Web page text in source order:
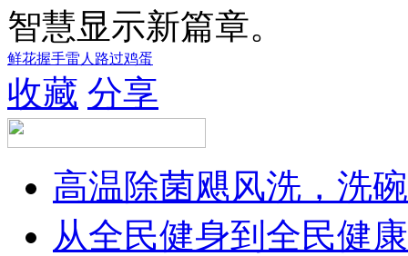
智慧显示新篇章。
鲜花握手雷人 路过鸡蛋
收藏 分享
高温除菌飓风洗，洗
从全民健身到全民健